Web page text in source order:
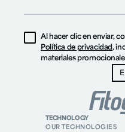
Al hacer clic en enviar,
Política de privacidad,
materiales
TECHNOLOGY
OUR TECHNOLOGIES